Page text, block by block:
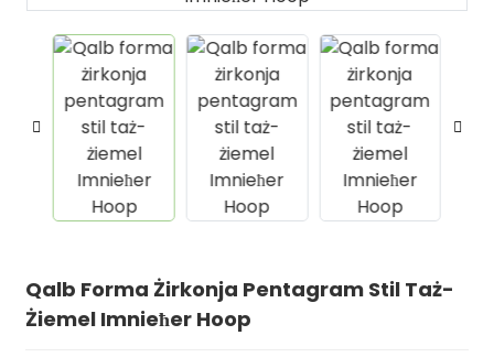
Qalb Forma Żirkonja Pentagram Stil Taż-
Żiemel Imnieħer Hoop